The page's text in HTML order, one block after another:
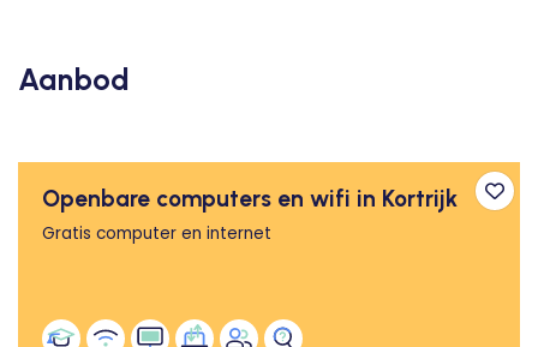
Aanbod
Openbare computers en wifi in Kortrijk
Gratis computer en internet